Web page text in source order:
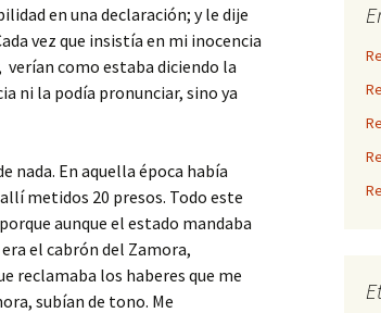
en una declaración; y le dije
vez que insistía en mi inocencia
verían como estaba diciendo la
ni la podía pronunciar, sino ya
nada. En aquella época había
metidos 20 presos. Todo este
aunque el estado mandaba
el cabrón del Zamora,
reclamaba los haberes que me
subían de tono. Me